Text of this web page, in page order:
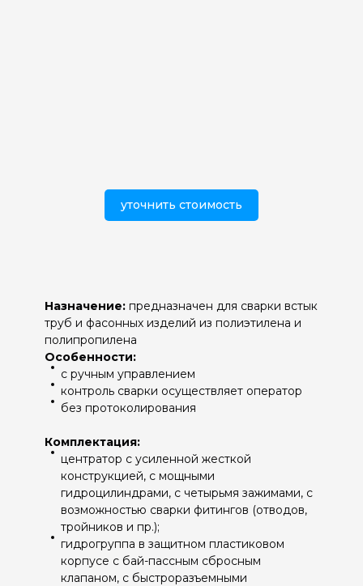
уточнить стоимость
Назначение: предназначен для сварки встык
труб и фасонных изделий из полиэтилена и
полипропилена
Особенности:
с ручным управлением
контроль сварки осуществляет оператор
без протоколирования
Комплектация:
центратор с усиленной жесткой
конструкцией, с мощными
гидроцилиндрами, с четырьмя зажимами, с
возможностью сварки фитингов (отводов,
тройников и пр.);
гидрогруппа в защитном пластиковом
корпусе с бай-пассным сбросным
клапаном, с быстроразъемными